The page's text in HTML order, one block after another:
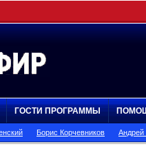
ГОСТИ ПРОГРАММЫ
Борис Корчевников